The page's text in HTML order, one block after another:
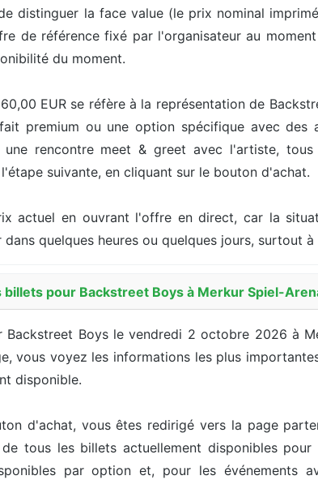
distinguer la face value (le prix nominal
de référence fixé par l'organisateur au
du moment.
EUR se réfère à la représentation de
premium ou une option spécifique avec des
rencontre meet & greet avec l'artiste,
suivante, en cliquant sur le bouton d'achat.
actuel en ouvrant l'offre en direct, car la
dans quelques heures ou quelques jours, surtout
pour Backstreet Boys à Merkur Spiel-
Backstreet Boys le vendredi 2 octobre 2026 à
vous voyez les informations les plus
disponible.
d'achat, vous êtes redirigé vers la page
tous les billets actuellement disponibles
par option et, pour les événements